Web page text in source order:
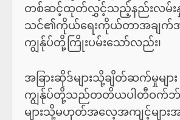
တစ်ဆင့်ထုတ်လွှင့်သည့်နည်းလမ်းနှ
သင်၏ကိုယ်ရေးကိုယ်တာအချက်အလ
ကျွန်ုပ်တို့ကြိုးပမ်းသော်လည်း၊
အခြားဆိုဒ်များသို့ချိတ်ဆက်မှုများ
ကျွန်ုပ်တို့သည်တတိယပါတီဝက်ဘ်ဆိုက်
များသို့မဟုတ်အလေ့အကျင့်များ